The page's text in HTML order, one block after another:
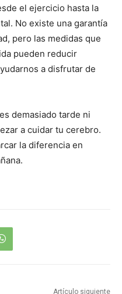
el ejercicio hasta la
No existe una garantía
pero las medidas que
pueden reducir
a disfrutar de
demasiado tarde ni
a cuidar tu cerebro.
la diferencia en
Artículo siguiente